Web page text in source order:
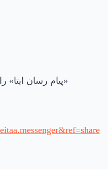
«پیام رسان ایتا»